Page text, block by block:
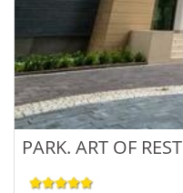
PARK. ART OF REST